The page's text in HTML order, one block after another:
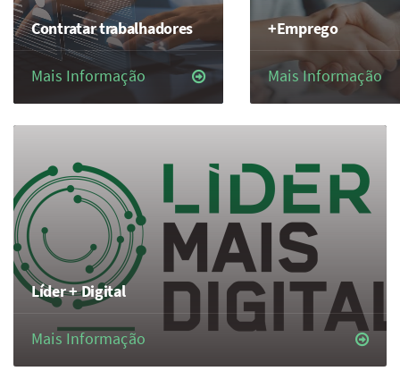
Contratar trabalhadores
Mais Informação
+Emprego
Mais Informação
Líder + Digital
Mais Informação